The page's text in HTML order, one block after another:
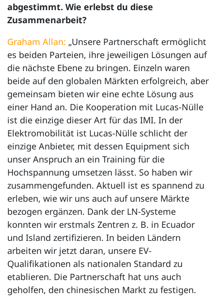
abgestimmt. Wie erlebst du diese
Zusammenarbeit?
Graham Allan: „Unsere Partnerschaft ermöglicht
es beiden Parteien, ihre jeweiligen Lösungen auf
die nächste Ebene zu bringen. Einzeln waren
beide auf den globalen Märkten erfolgreich, aber
gemeinsam bieten wir eine echte Lösung aus
einer Hand an. Die Kooperation mit Lucas-Nülle
ist die einzige dieser Art für das IMI. In der
Elektromobilität ist Lucas-Nülle schlicht der
einzige Anbieter, mit dessen Equipment sich
unser Anspruch an ein Training für die
Hochspannung umsetzen lässt. So haben wir
zusammengefunden. Aktuell ist es spannend zu
erleben, wie wir uns auch auf unsere Märkte
bezogen ergänzen. Dank der LN-Systeme
konnten wir erstmals Zentren z. B. in Ecuador
und Island zertifizieren. In beiden Ländern
arbeiten wir jetzt daran, unsere EV-
Qualifikationen als nationalen Standard zu
etablieren. Die Partnerschaft hat uns auch
geholfen, den chinesischen Markt zu festigen.